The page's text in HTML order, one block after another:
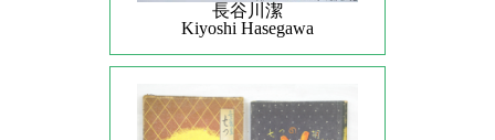
長谷川潔
Kiyoshi Hasegawa